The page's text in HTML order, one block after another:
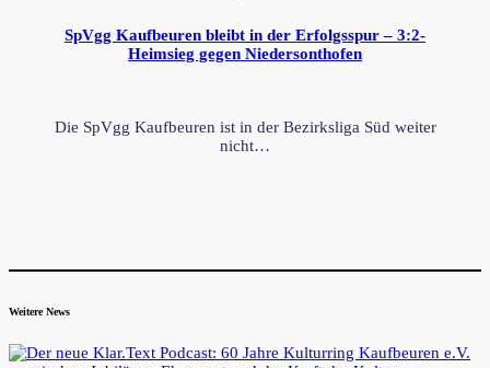
SpVgg Kaufbeuren bleibt in der Erfolgsspur – 3:2-
Heimsieg gegen Niedersonthofen
Die SpVgg Kaufbeuren ist in der Bezirksliga Süd weiter
nicht…
Weitere News